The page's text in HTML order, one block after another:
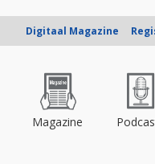
Digitaal Magazine
Magazine